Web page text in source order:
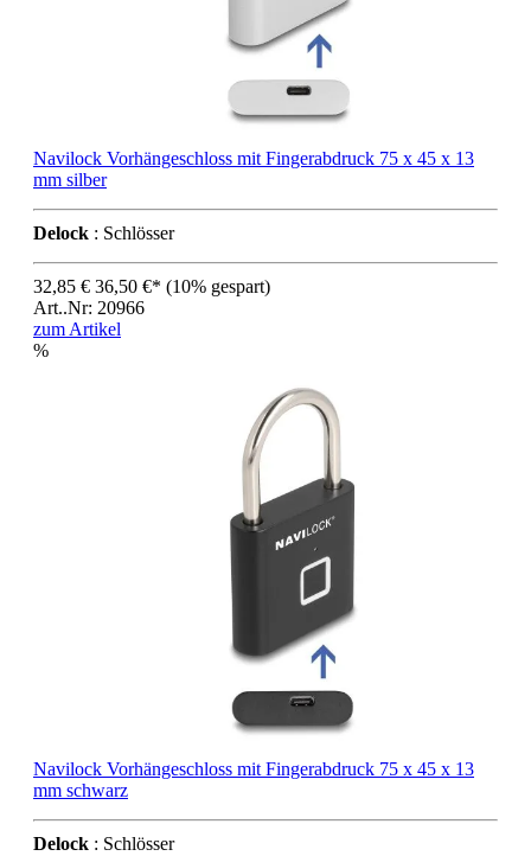
Navilock Vorhängeschloss mit Fingerabdruck 75 x 45 x 13
mm silber
Delock : Schlösser
32,85 € 36,50 €* (10% gespart)
Art..Nr: 20966
zum Artikel
%
Navilock Vorhängeschloss mit Fingerabdruck 75 x 45 x 13
mm schwarz
Delock : Schlösser